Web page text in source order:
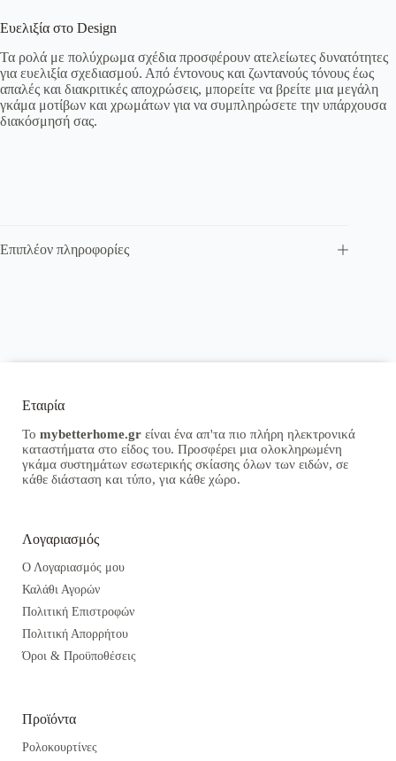
Ευελιξία στο Design
Τα ρολά με πολύχρωμα σχέδια προσφέρουν ατελείωτες δυνατότητες
για ευελιξία σχεδιασμού. Από έντονους και ζωντανούς τόνους έως
απαλές και διακριτικές αποχρώσεις, μπορείτε να βρείτε μια μεγάλη
γκάμα μοτίβων και χρωμάτων για να συμπληρώσετε την υπάρχουσα
διακόσμησή σας.
Επιπλέον πληροφορίες
Εταιρία
Το mybetterhome.gr είναι ένα απ'τα πιο πλήρη ηλεκτρονικά
καταστήματα στο είδος του. Προσφέρει μια ολοκληρωμένη
γκάμα συστημάτων εσωτερικής σκίασης όλων των ειδών, σε
κάθε διάσταση και τύπο, για κάθε χώρο.
Λογαριασμός
Ο Λογαριασμός μου
Καλάθι Αγορών
Πολιτική Επιστροφών
Πολιτική Απορρήτου
Όροι & Προϋποθέσεις
Προϊόντα
Ρολοκουρτίνες